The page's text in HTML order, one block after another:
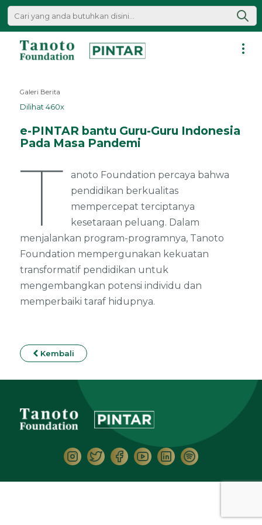
Lewati
|
Tanoto
Galeri Berita
Dilihat 460x
e-PINTAR bantu Guru-Guru Indonesia
Pada Masa Pandemi
T
anoto Foundation percaya bahwa
pendidikan berkualitas
mempercepat terciptanya
kesetaraan peluang. Dalam
menjalankan program-programnya, Tanoto
Foundation mempergunakan kekuatan
transformatif pendidikan untuk
mengembangkan potensi individu dan
memperbaiki taraf hidupnya.
Kembali